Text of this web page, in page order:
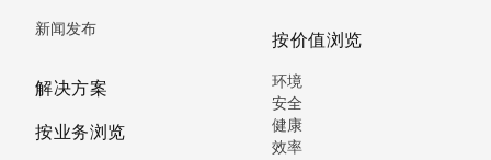
新闻发布
解决方案
按业务浏览
按价值浏览
环境
安全
健康
效率